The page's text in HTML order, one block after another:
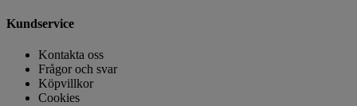
Kundservice
Kontakta oss
Frågor och svar
Köpvillkor
Cookies